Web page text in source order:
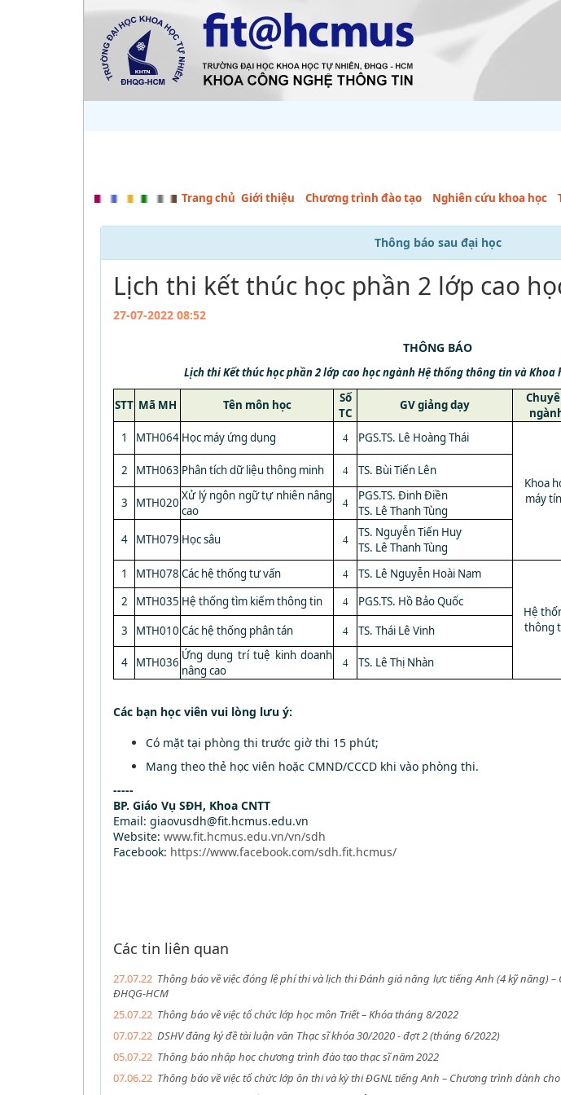
Trang chủ Giới thiệu Chương trình đào tạo Nghiên cứu khoa học
Thông báo sau đại học
Lịch thi kết thúc học phần 2 lớp cao
27-07-2022 08:52
THÔNG BÁO
Lịch thi Kết thúc học phần 2 lớp cao học ngành Hệ thống thông tin và Khoa
STT Mã MH Tên môn học
Số
TC
GV giảng dạy
1
MTH064 Học máy ứng dụng 4 PGS.TS. Lê Hoàng Thái
Khoa
máy
2 MTH063 Phân tích dữ liệu thông minh 4 TS. Bùi Tiến Lên
3 MTH020 Xử lý ngôn ngữ tự nhiên nâng
cao
4
PGS.TS. Đinh Điền
TS. Lê Thanh Tùng
4 MTH079 Học sâu 4
TS. Nguyễn Tiến Huy
TS. Lê Thanh Tùng
1 MTH078 Các hệ thống tư vấn 4 TS. Lê Nguyễn Hoài Nam
Hệ
thông
2
MTH035 Hệ thống tìm kiếm thông tin 4 PGS.TS. Hồ Bảo Quốc
3
MTH010 Các hệ thống phân tán 4 TS. Thái Lê Vinh
4 MTH036 Ứng dụng trí tuệ kinh doanh
nâng cao
4 TS. Lê Thị Nhàn
Các bạn học viên vui lòng lưu ý:
Có mặt tại phòng thi trước giờ thi 15 phút;
Mang theo thẻ học viên hoặc CMND/CCCD khi vào phòng thi.
-----
BP. Giáo Vụ SĐH, Khoa CNTT
Email: giaovusdh@fit.hcmus.edu.vn
Website: www.fit.hcmus.edu.vn/vn/sdh
Facebook: https://www.facebook.com/sdh.fit.hcmus/
Các tin liên quan
27.07.22 Thông báo về việc đóng lệ phí thi và lịch thi Đánh giá năng lực tiếng Anh (4 kỹ năng)
ĐHQG-HCM
25.07.22 Thông báo về việc tổ chức lớp học môn Triết – Khóa tháng 8/2022
07.07.22 DSHV đăng ký đề tài luận văn Thạc sĩ khóa 30/2020 - đợt 2 (tháng 6/2022)
05.07.22 Thông báo nhập học chương trình đào tạo thạc sĩ năm 2022
07.06.22 Thông báo về việc tổ chức lớp ôn thi và kỳ thi ĐGNL tiếng Anh – Chương trình dành